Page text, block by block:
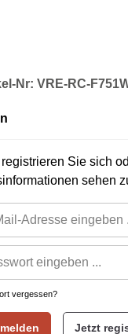
Nr: VRE-RC-
registrieren Sie sich
sehen
vergessen?
Jetzt